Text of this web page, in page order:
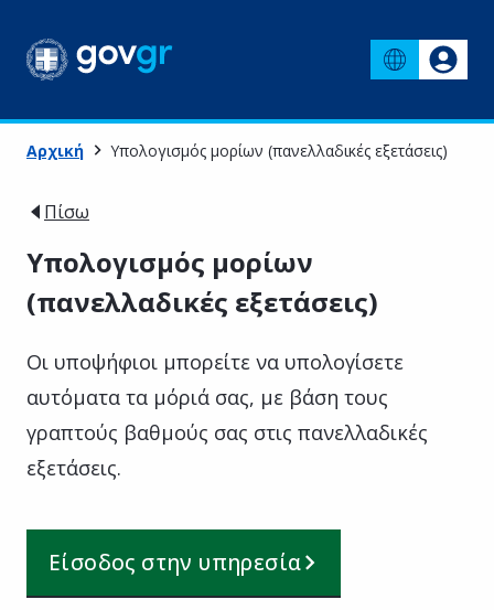
Αρχική Υπολογισμός μορίων (πανελλαδικές εξετάσεις)
Πίσω
Υπολογισμός μορίων
(πανελλαδικές εξετάσεις)
Οι υποψήφιοι μπορείτε να υπολογίσετε
αυτόματα τα μόριά σας, με βάση τους
γραπτούς βαθμούς σας στις πανελλαδικές
εξετάσεις.
Είσοδος στην υπηρεσία